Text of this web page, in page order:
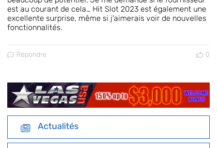
est au courant de cela… Hit Slot 2023 est également une
excellente surprise, même si j'aimerais voir de nouvelles
fonctionnalités.
Répondre 0
Actualités